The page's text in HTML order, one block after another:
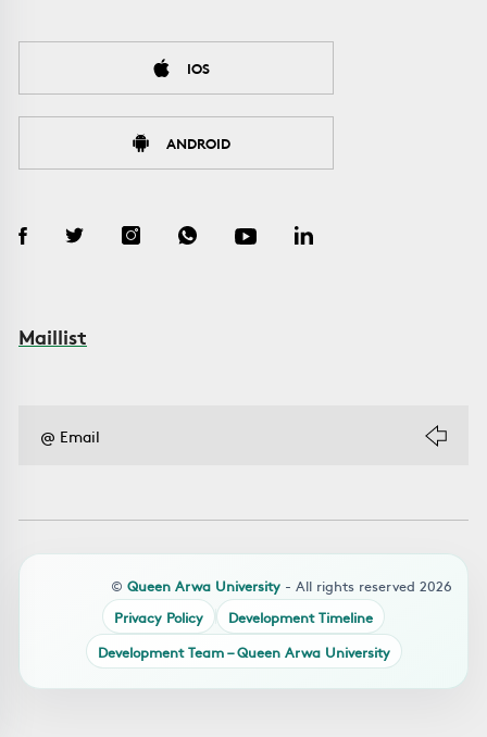
IOS
ANDROID
Maillist
© Queen Arwa University - All rights reserved 2026
Privacy Policy
Development Timeline
Development Team – Queen Arwa University